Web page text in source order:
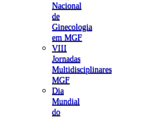
Nacional
de
Ginecologia
em MGF
VIII
Jornadas
Multidisciplinares
MGF
Dia
Mundial
do